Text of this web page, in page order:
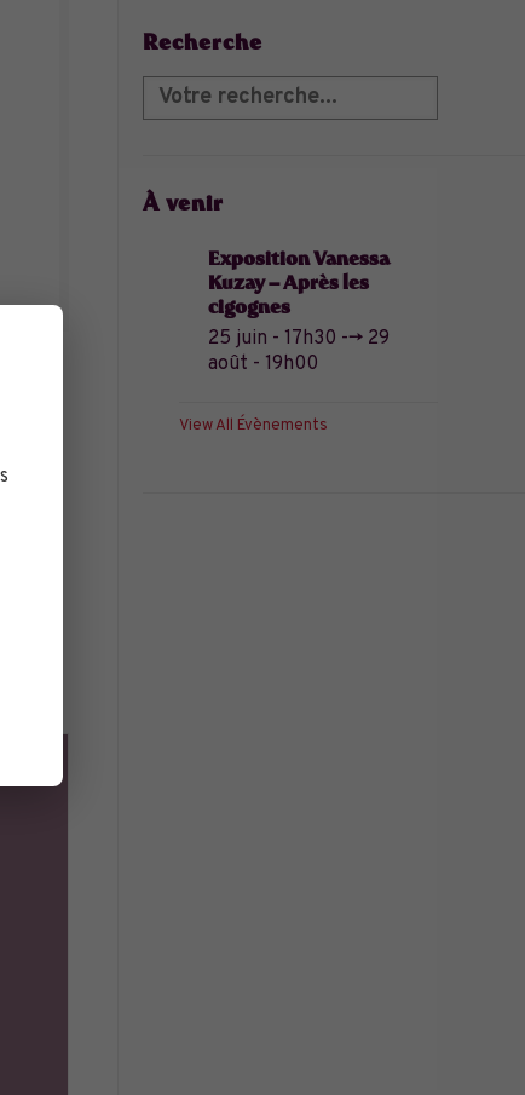
Recherche
À venir
Exposition Vanessa
Kuzay – Après les
cigognes
25 juin - 17h30 --> 29
août - 19h00
View All Évènements